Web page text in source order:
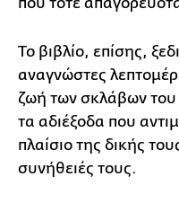
Το βιβλίο, επίσης,
αναγνώστες
ζωή των σκλάβων του
τα αδιέξοδα που
πλαίσιο της δικής
συνήθειές τους.